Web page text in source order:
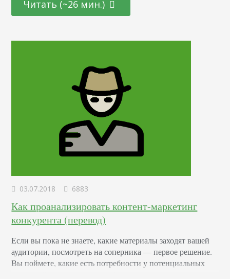
страница опустилась вниз позиций на 20. Правило
придется заботиться о дизайне,…
Читать (~26 мин.)
03.07.2018 6883
Как проанализировать контент-маркетинг
конкурента (перевод)
Если вы пока не знаете, какие материалы заходят вашей
аудитории, посмотреть на соперника — первое решение.
Вы поймете, какие есть потребности у потенциальных